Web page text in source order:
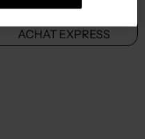
ACHAT EXPRESS